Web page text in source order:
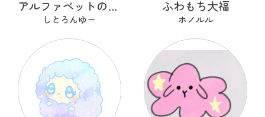
アルファベットのOのおーまる
しとろんゆー
ふわもち大福
ホノルル